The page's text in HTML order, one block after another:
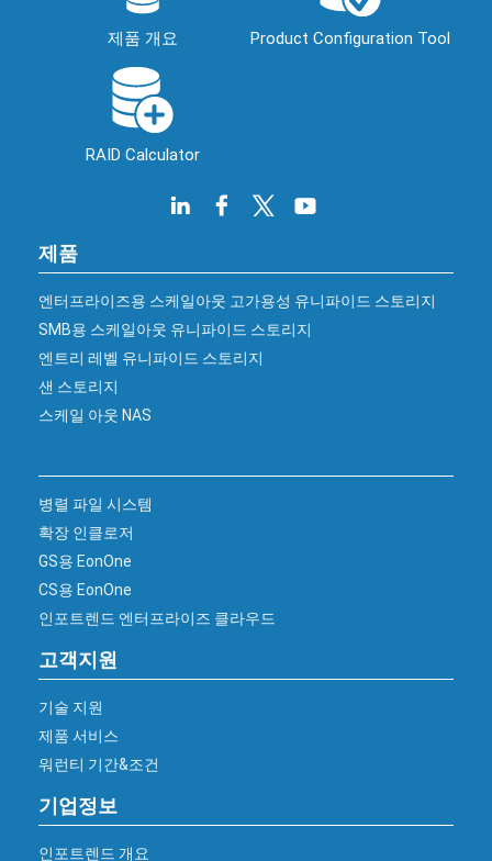
제품 개요 Product Configuration Tool
RAID Calculator
제품
엔터프라이즈용 스케일아웃 고가용성 유니파이드 스토리지
SMB용 스케일아웃 유니파이드 스토리지
엔트리 레벨 유니파이드 스토리지
샌 스토리지
스케일 아웃 NAS
병렬 파일 시스템
확장 인클로저
GS용 EonOne
CS용 EonOne
인포트렌드 엔터프라이즈 클라우드
고객지원
기술 지원
제품 서비스
워런티 기간&조건
기업정보
인포트렌드 개요